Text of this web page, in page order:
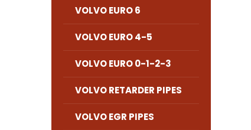
VOLVO EURO 6
VOLVO EURO 4-5
VOLVO EURO 0-1-2-3
VOLVO RETARDER PIPES
VOLVO EGR PIPES